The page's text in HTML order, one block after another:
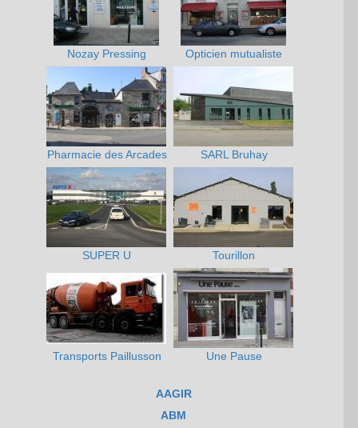
Nozay Pressing Opticien mutualiste
Pharmacie des Arcades SARL Bruhay
SUPER U Tourillon
Transports Paillusson Une Pause
AAGIR
ABM